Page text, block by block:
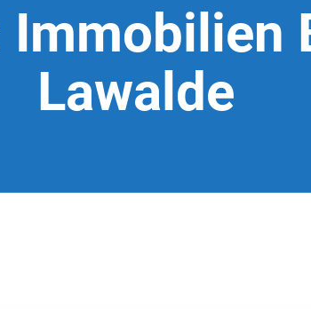
Immobilien
Lawalde